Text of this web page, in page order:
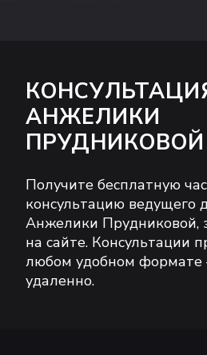
АНЖЕЛИКИ
ПРУДНИКОВОЙ
Получите бесплатную
консультацию ведущего
Анжелики Прудниковой,
на сайте. Консультации
любом удобном
удаленно.